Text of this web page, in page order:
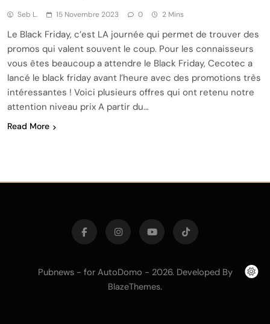
Seb L. 15 Novembre 2023 0 2 Mins
Le Black Friday, c’est LA journée qui permet de trouver des
promos qui valent souvent le coup. Pour les connaisseurs
vous êtes beaucoup a attendre le Black Friday, Cecotec a
lancé le black friday avant l’heure avec des promotions très
intéressantes ! Voici plusieurs offres qui ont retenu notre
attention niveau prix A partir du…
Read More
Pubnews - for AutoDomo - 2026. Developed By
BlazeThemes.